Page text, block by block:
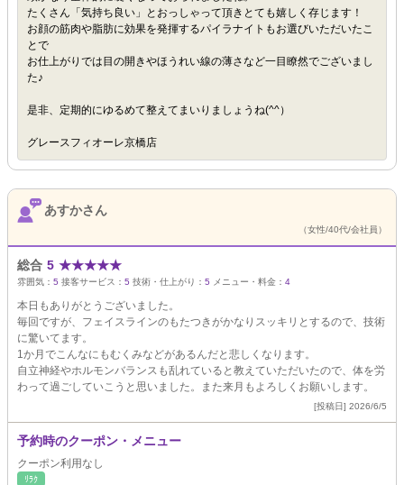
たくさん「気持ち良い」とおっしゃって頂きとても嬉しく存じます！
お顔の筋肉や脂肪に効果を発揮するパイラナイトもお選びいただいたこ
とで
お仕上がりでは目の開きやほうれい線の薄さなど一目瞭然でございまし
た♪
是非、定期的にゆるめて整えてまいりましょうね(^^）
グレースフィオーレ京橋店
あすかさん
（女性/40代/会社員）
総合 5 ★★★★★
雰囲気： 5 接客サービス： 5 技術・仕上がり： 5 メニュー・料金： 4
本日もありがとうございました。
毎回ですが、フェイスラインのもたつきがかなりスッキリとするので、技術
に驚いてます。
1か月でこんなにもむくみなどがあるんだと悲しくなります。
自立神経やホルモンバランスも乱れていると教えていただいたので、体を労
わって過ごしていこうと思いました。また来月もよろしくお願いします。
[投稿日] 2026/6/5
予約時のクーポン・メニュー
クーポン利用なし
ﾘﾗｸ